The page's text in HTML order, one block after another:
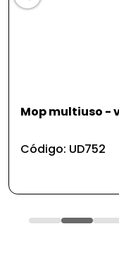
123clean